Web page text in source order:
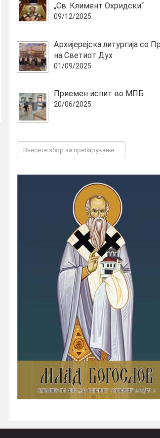
„Св. Климент Охридски“
09/12/2025
Архијерејска литургија со
на Светиот Дух
01/09/2025
Приемен испит во МПБ
20/06/2025